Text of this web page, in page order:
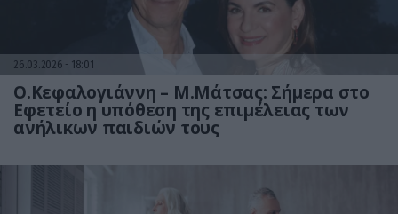
26.03.2026 18:01
Ο.Κεφαλογιάννη – Μ.Μάτσας: Σήμερα στο
Εφετείο η υπόθεση της επιμέλειας των
ανήλικων παιδιών τους